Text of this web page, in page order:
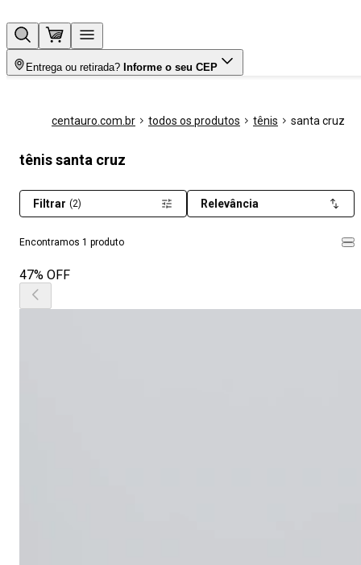
Entrega ou retirada? Informe o seu CEP
centauro.com.br todos os produtos tênis santa cruz
tênis santa cruz
Encontramos 1 produto
Filtrar (2) Relevância
47% OFF